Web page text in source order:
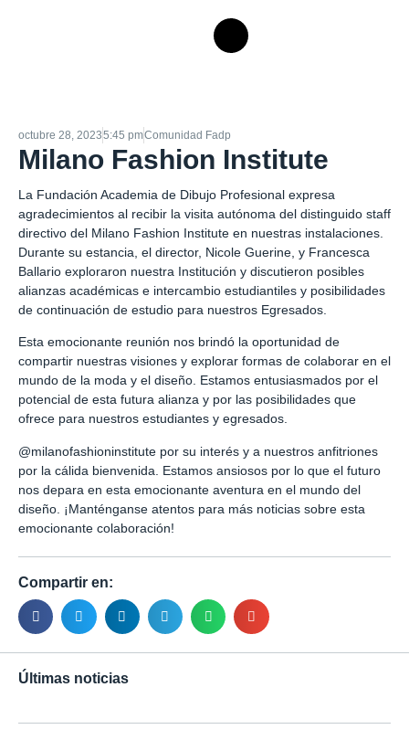
octubre 28, 20235:45 pmComunidad Fadp
Milano Fashion Institute
La Fundación Academia de Dibujo Profesional expresa
agradecimientos al recibir la visita autónoma del distinguido staff
directivo del Milano Fashion Institute en nuestras instalaciones.
Durante su estancia, el director, Nicole Guerine, y Francesca
Ballario exploraron nuestra Institución y discutieron posibles
alianzas académicas e intercambio estudiantiles y posibilidades
de continuación de estudio para nuestros Egresados.
Esta emocionante reunión nos brindó la oportunidad de
compartir nuestras visiones y explorar formas de colaborar en el
mundo de la moda y el diseño. Estamos entusiasmados por el
potencial de esta futura alianza y por las posibilidades que
ofrece para nuestros estudiantes y egresados.
@milanofashioninstitute por su interés y a nuestros anfitriones
por la cálida bienvenida. Estamos ansiosos por lo que el futuro
nos depara en esta emocionante aventura en el mundo del
diseño. ¡Manténganse atentos para más noticias sobre esta
emocionante colaboración!
Compartir en:
Últimas noticias